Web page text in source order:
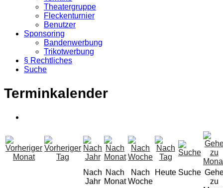
Theatergruppe
Fleckenturnier
Benutzer
Sponsoring
Bandenwerbung
Trikotwerbung
§ Rechtliches
Suche
Terminkalender
Nach
Jahr
Nach
Monat
Nach
Woche
Heute Suche
zu